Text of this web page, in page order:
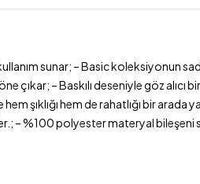
sunar; – Basic koleksiyonun
çıkar; – Baskılı deseniyle göz alıcı
şıklığı hem de rahatlığı bir arada
– %100 polyester materyal